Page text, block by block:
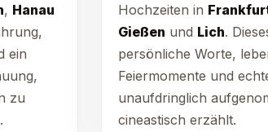
, Hanau
ein
zu
Hochzeiten in
Gießen und Lich.
persönliche Worte,
Feiermomente und
unaufdringlich
cineastisch erzählt.